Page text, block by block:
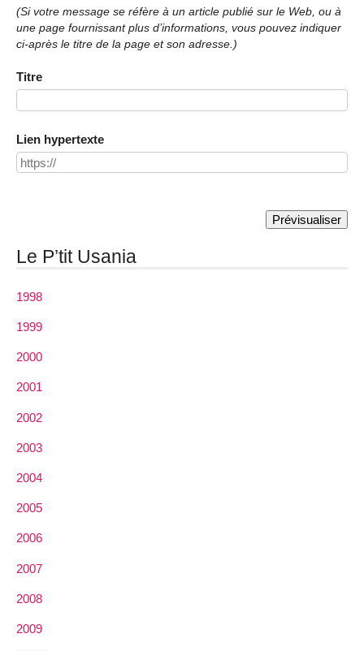
(Si votre message se réfère à un article publié sur le Web, ou à
une page fournissant plus d’informations, vous pouvez indiquer
ci-après le titre de la page et son adresse.)
Titre
Lien hypertexte
Le P’tit Usania
1998
1999
2000
2001
2002
2003
2004
2005
2006
2007
2008
2009